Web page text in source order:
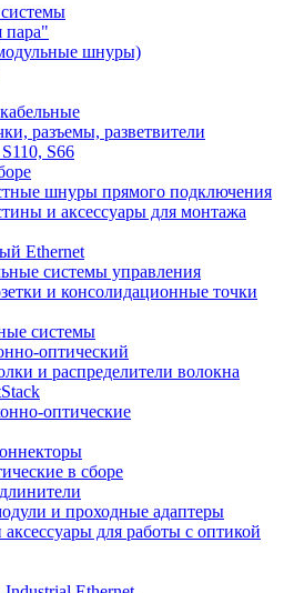
пара"
шнуры)
разъемы, разветвители
S66
шнуры прямого подключения
и аксессуары для монтажа
Ethernet
системы управления
и консолидационные точки
системы
оптический
и распределители волокна
оптические
в сборе
и проходные адаптеры
для работы с оптикой